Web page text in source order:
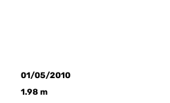
01/05/2010
1.98 m